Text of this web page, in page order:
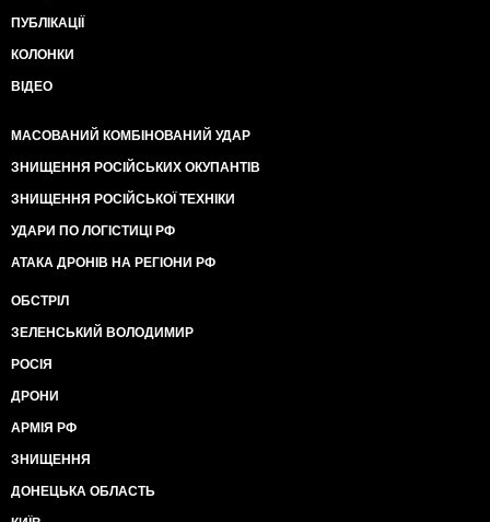
ПУБЛІКАЦІЇ
КОЛОНКИ
ВІДЕО
МАСОВАНИЙ КОМБІНОВАНИЙ УДАР
ЗНИЩЕННЯ РОСІЙСЬКИХ ОКУПАНТІВ
ЗНИЩЕННЯ РОСІЙСЬКОЇ ТЕХНІКИ
УДАРИ ПО ЛОГІСТИЦІ РФ
АТАКА ДРОНІВ НА РЕГІОНИ РФ
ОБСТРІЛ
ЗЕЛЕНСЬКИЙ ВОЛОДИМИР
РОСІЯ
ДРОНИ
АРМІЯ РФ
ЗНИЩЕННЯ
ДОНЕЦЬКА ОБЛАСТЬ